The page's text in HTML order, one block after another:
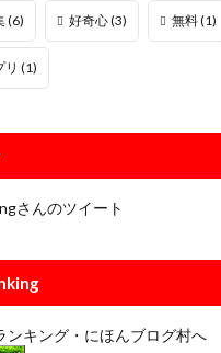
(6) 好奇心(3) 無料(1)
リ (1)
さんのツイート